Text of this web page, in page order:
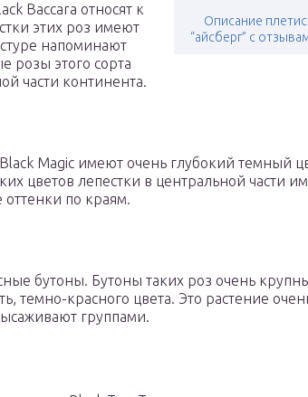
Описание
“айсберг” с
Baccara относят к
этих роз имеют
напоминают
розы этого сорта
части континента.
Magic имеют очень глубокий темный
цветов лепестки в центральной части
по краям.
бутоны. Бутоны таких роз очень
темно-красного цвета. Это растение
группами.